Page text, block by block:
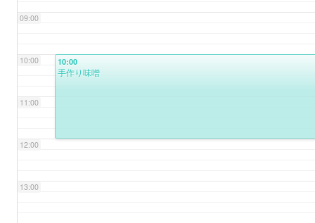
09:00
10:00
11:00
12:00
13:00
10:00
手作り味噌